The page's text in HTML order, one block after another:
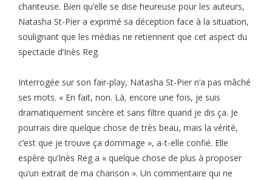
chanteuse. Bien qu’elle se dise heureuse pour les auteurs,
Natasha St-Pier a exprimé sa déception face à la situation,
soulignant que les médias ne retiennent que cet aspect du
spectacle d’Inès Reg.
Interrogée sur son fair-play, Natasha St-Pier n’a pas mâché
ses mots. « En fait, non. Là, encore une fois, je suis
dramatiquement sincère et sans filtre quand je dis ça. Je
pourrais dire quelque chose de très beau, mais la vérité,
c’est que je trouve ça dommage », a-t-elle confié. Elle
espère qu’Inès Reg a « quelque chose de plus à proposer
qu’un extrait de ma chanson ». Un commentaire qui ne